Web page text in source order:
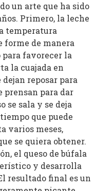
un arte que ha sido
Primero, la leche
temperatura
forme de manera
para favorecer la
la cuajada en
dejan reposar para
prensan para dar
se sala y se deja
que puede
varios meses,
se quiera obtener.
el queso de búfala
y desarrolla
resultado final es un